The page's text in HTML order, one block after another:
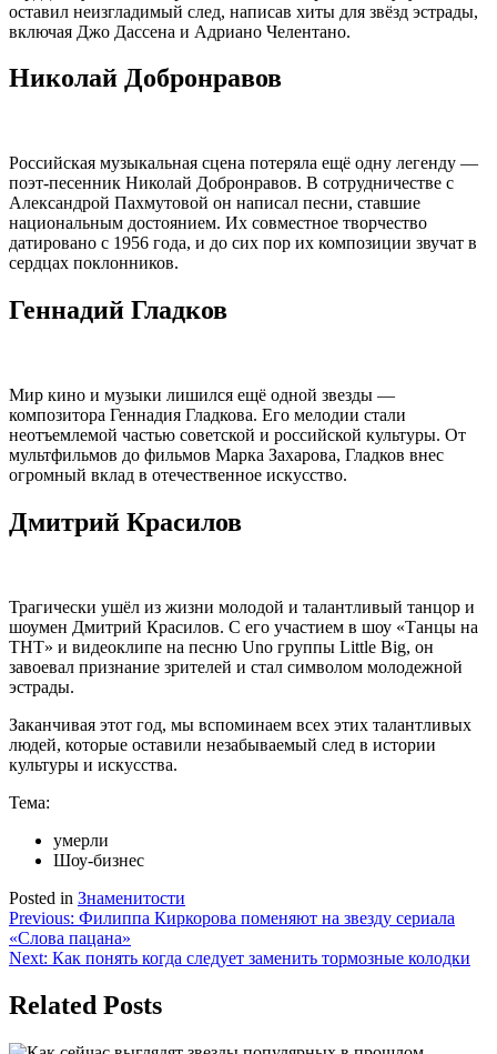
оставил неизгладимый след, написав хиты для звёзд эстрады,
включая Джо Дассена и Адриано Челентано.
Николай Добронравов
Российская музыкальная сцена потеряла ещё одну легенду —
поэт-песенник Николай Добронравов. В сотрудничестве с
Александрой Пахмутовой он написал песни, ставшие
национальным достоянием. Их совместное творчество
датировано с 1956 года, и до сих пор их композиции звучат в
сердцах поклонников.
Геннадий Гладков
Мир кино и музыки лишился ещё одной звезды —
композитора Геннадия Гладкова. Его мелодии стали
неотъемлемой частью советской и российской культуры. От
мультфильмов до фильмов Марка Захарова, Гладков внес
огромный вклад в отечественное искусство.
Дмитрий Красилов
Трагически ушёл из жизни молодой и талантливый танцор и
шоумен Дмитрий Красилов. С его участием в шоу «Танцы на
ТНТ» и видеоклипе на песню Uno группы Little Big, он
завоевал признание зрителей и стал символом молодежной
эстрады.
Заканчивая этот год, мы вспоминаем всех этих талантливых
людей, которые оставили незабываемый след в истории
культуры и искусства.
Тема:
умерли
Шоу-бизнес
Posted in Знаменитости
Навигация
по
Previous: Филиппа Киркорова поменяют на звезду сериала
«Слова пацана»
Next: Как понять когда следует заменить тормозные колодки
Related Posts